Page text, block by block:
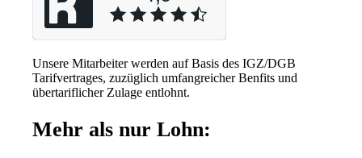
Unsere Mitarbeiter werden auf Basis des IGZ/DGB
Tarifvertrages, zuzüglich umfangreicher Benfits und
übertariflicher Zulage entlohnt.
Mehr als nur Lohn: